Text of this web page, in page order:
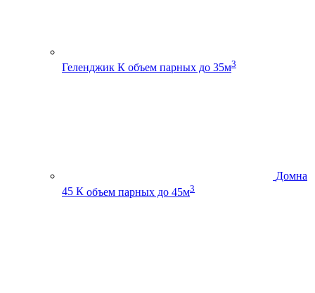
Геленджик К объем парных до 35м3
Домна
45 К объем парных до 45м3